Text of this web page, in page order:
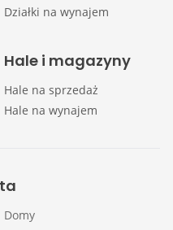
Działki na wynajem
Hale i magazyny
Hale na sprzedaż
Hale na wynajem
Domy